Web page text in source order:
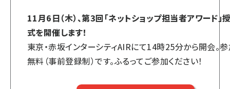
11月6日（木）、第3回「ネットショップ担当者アワード」
式を開催します！
東京・赤坂インターシティAIRにて14時25分から開会。
無料（事前登録制）です。ふるってご参加ください！